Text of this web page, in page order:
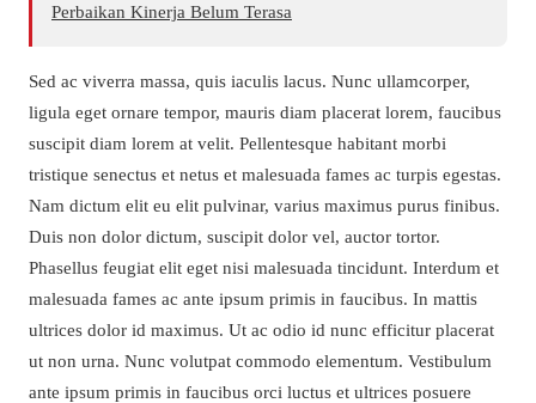
Perbaikan Kinerja Belum Terasa
Sed ac viverra massa, quis iaculis lacus. Nunc ullamcorper,
ligula eget ornare tempor, mauris diam placerat lorem, faucibus
suscipit diam lorem at velit. Pellentesque habitant morbi
tristique senectus et netus et malesuada fames ac turpis egestas.
Nam dictum elit eu elit pulvinar, varius maximus purus finibus.
Duis non dolor dictum, suscipit dolor vel, auctor tortor.
Phasellus feugiat elit eget nisi malesuada tincidunt. Interdum et
malesuada fames ac ante ipsum primis in faucibus. In mattis
ultrices dolor id maximus. Ut ac odio id nunc efficitur placerat
ut non urna. Nunc volutpat commodo elementum. Vestibulum
ante ipsum primis in faucibus orci luctus et ultrices posuere